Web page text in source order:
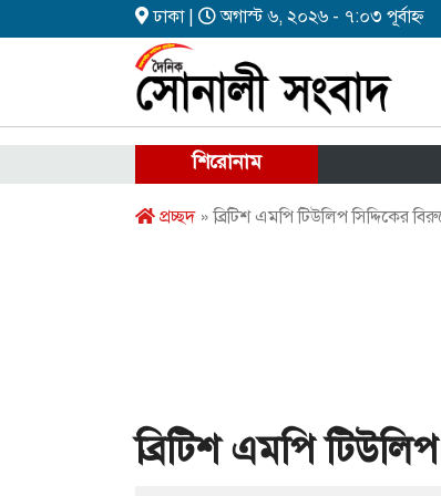
ঢাকা | অগাস্ট ৬, ২০২৬ - ৭:০৩ পূর্বাহ্ন
শিরোনাম
প্রচ্ছদ» ব্রিটিশ এমপি টিউলিপ সিদ্দিকের
ব্রিটিশ এমপি